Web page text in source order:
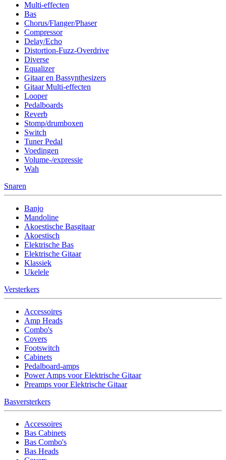
Multi-effecten
Bas
Chorus/Flanger/Phaser
Compressor
Delay/Echo
Distortion-Fuzz-Overdrive
Diverse
Equalizer
Gitaar en Bassynthesizers
Gitaar Multi-effecten
Looper
Pedalboards
Reverb
Stomp/drumboxen
Switch
Tuner Pedal
Voedingen
Volume-/expressie
Wah
Snaren
Banjo
Mandoline
Akoestische Basgitaar
Akoestisch
Elektrische Bas
Elektrische Gitaar
Klassiek
Ukelele
Versterkers
Accessoires
Amp Heads
Combo's
Covers
Footswitch
Cabinets
Pedalboard-amps
Power Amps voor Elektrische Gitaar
Preamps voor Elektrische Gitaar
Basversterkers
Accessoires
Bas Cabinets
Bas Combo's
Bas Heads